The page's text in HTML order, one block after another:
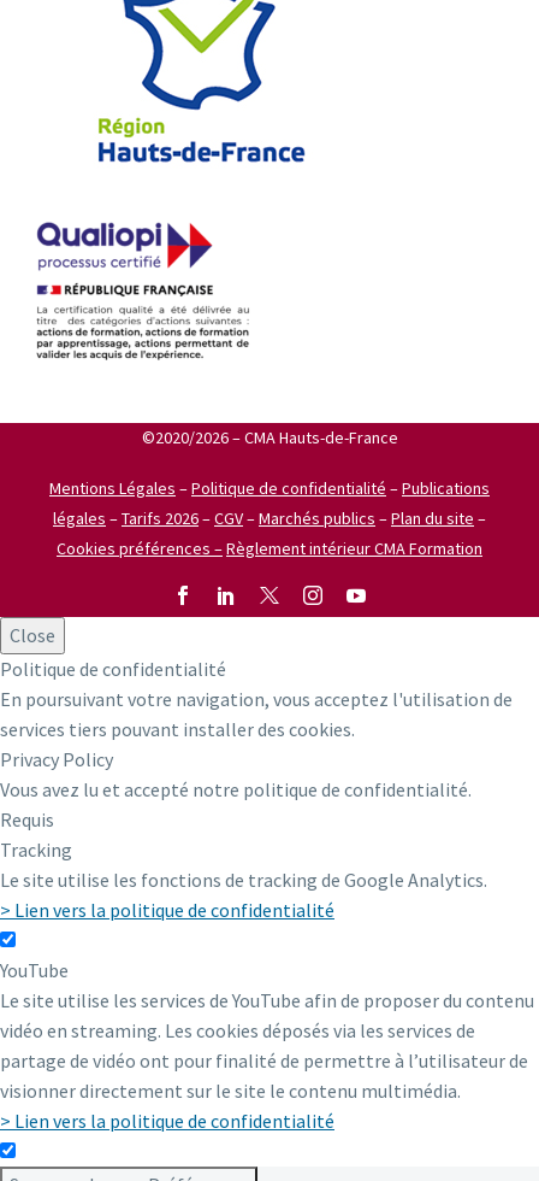
©2020/2026 – CMA Hauts-de-France
Mentions Légales –Politique de confidentialité –Publications
légales –Tarifs 2026–CGV–Marchés publics –Plan du site –
Cookies préférences –Règlement intérieur CMA Formation
Close
Politique de confidentialité
En poursuivant votre navigation, vous acceptez l'utilisation de
services tiers pouvant installer des cookies.
Privacy Policy
Vous avez lu et accepté notre politique de confidentialité.
Requis
Tracking
Le site utilise les fonctions de tracking de Google Analytics.
> Lien vers la politique de confidentialité
YouTube
Le site utilise les services de YouTube afin de proposer du contenu
vidéo en streaming. Les cookies déposés via les services de
partage de vidéo ont pour finalité de permettre à l’utilisateur de
visionner directement sur le site le contenu multimédia.
> Lien vers la politique de confidentialité